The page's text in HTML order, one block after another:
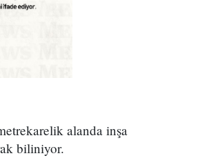
alanda inşa
biliniyor.